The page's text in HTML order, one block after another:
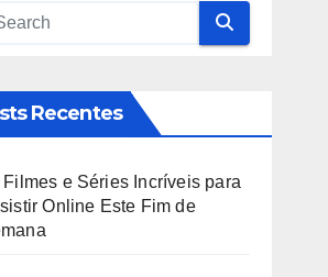
Recentes
Filmes e Séries Incríveis para
Online Este Fim de